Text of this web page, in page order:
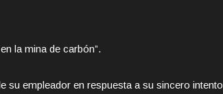
la mina de carbón”.
su empleador en respuesta a su sincero